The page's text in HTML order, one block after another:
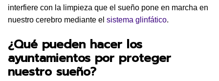
interfiere con la limpieza que el sueño pone en marcha en
nuestro cerebro mediante el sistema glinfático.
¿Qué pueden hacer los
ayuntamientos por proteger
nuestro sueño?